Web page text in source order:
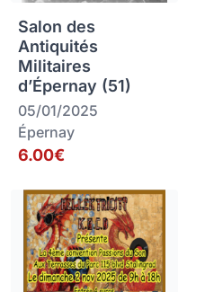
Salon des
Antiquités
Militaires
d’Épernay (51)
05/01/2025
Épernay
6.00€